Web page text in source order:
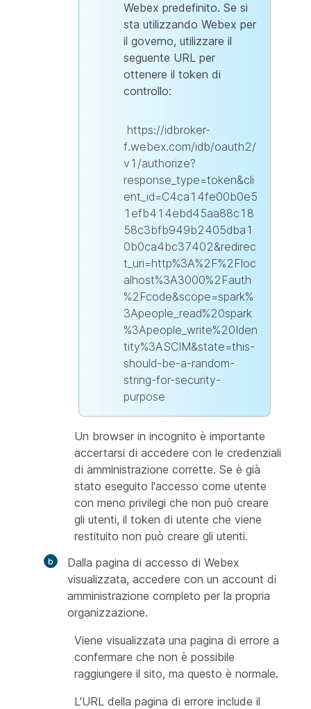
Webex predefinito. Se si
sta utilizzando Webex per
il governo, utilizzare il
seguente URL per
ottenere il token di
controllo:
https://idbroker-
f.webex.com/idb/oauth2/
v1/authorize?
response_type=token&cli
ent_id=C4ca14fe00b0e5
1efb414ebd45aa88c18
58c3bfb949b2405dba1
0b0ca4bc37402&redirec
t_uri=http%3A%2F%2Floc
alhost%3A3000%2Fauth
%2Fcode&scope=spark%
3Apeople_read%20spark
%3Apeople_write%20Iden
tity%3ASCIM&state=this-
should-be-a-random-
string-for-security-
purpose
Un browser in incognito è importante
accertarsi di accedere con le credenziali
di amministrazione corrette. Se è già
stato eseguito l'accesso come utente
con meno privilegi che non può creare
gli utenti, il token di utente che viene
restituito non può creare gli utenti.
Dalla pagina di accesso di Webex
visualizzata, accedere con un account di
amministrazione completo per la propria
organizzazione.
Viene visualizzata una pagina di errore a
confermare che non è possibile
raggiungere il sito, ma questo è normale.
L'URL della pagina di errore include il